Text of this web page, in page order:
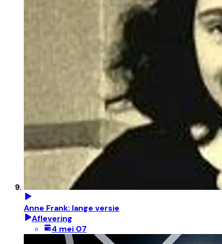
Anne Frank: lange versie
Aflevering
4 mei 07